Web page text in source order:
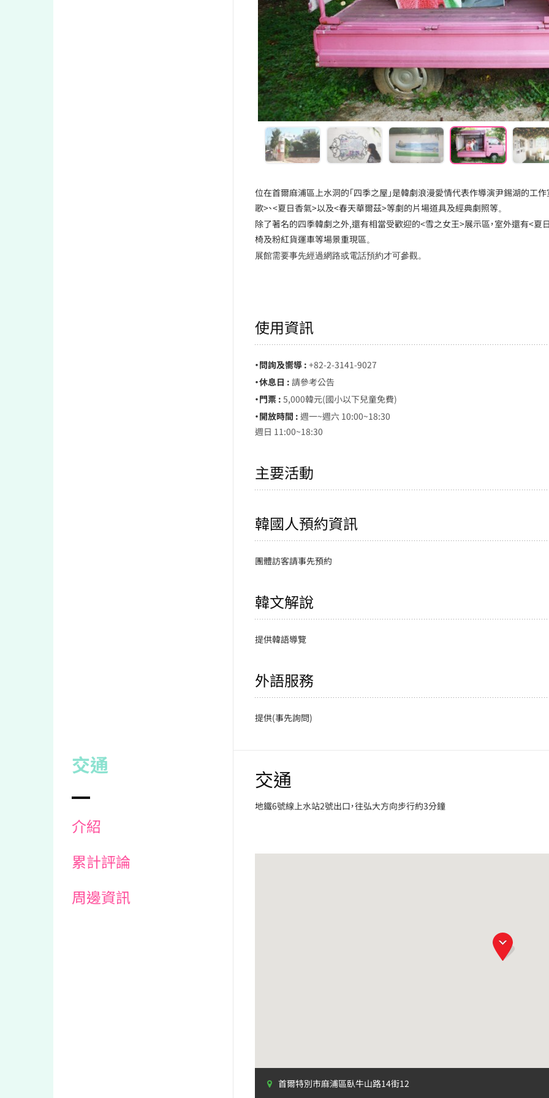
位在首爾麻浦區上水洞的「四季之屋」是韓劇浪漫愛情代表作導演尹錫湖的工
歌>、<夏日香氣>以及<春天華爾茲>等劇的片場道具及經典劇照等。
除了著名的四季韓劇之外,還有相當受歡迎的<雪之女王>展示區，室外還有<夏
椅及粉紅貨運車等場景重現區。
展館需要事先經過網路或電話預約才可參觀。
使用資訊
・問詢及嚮導 : +82-2-3141-9027
・休息日 : 請參考公告
・門票 : 5,000韓元(國小以下兒童免費)
・開放時間 : 週一~週六 10:00~18:30
週日 11:00~18:30
主要活動
韓國人預約資訊
團體訪客請事先預約
韓文解說
提供韓語導覽
外語服務
提供(事先詢問)
交通
介紹
累計評論
周邊資訊
交通
地鐵6號線上水站2號出口，往弘大方向步行約3分鐘
首爾特別市麻浦區臥牛山路14街12